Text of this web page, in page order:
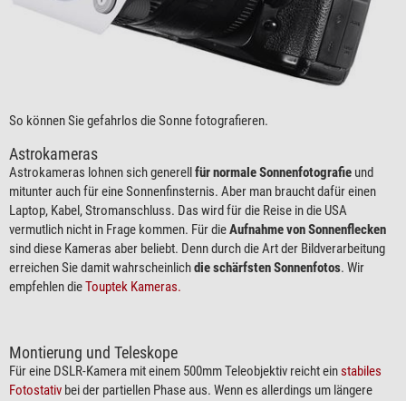
So können Sie gefahrlos die Sonne fotografieren.
Astrokameras
Astrokameras lohnen sich generellfür normale Sonnenfotografie und
mitunter auch für eine Sonnenfinsternis. Aber man braucht dafür einen
Laptop, Kabel, Stromanschluss. Das wird für die Reise in die USA
vermutlich nicht in Frage kommen. Für dieAufnahme von Sonnenflecken
sind diese Kameras aber beliebt. Denn durch die Art der Bildverarbeitung
erreichen Sie damit wahrscheinlichdie schärfsten Sonnenfotos. Wir
empfehlen dieTouptek Kameras.
Montierung und Teleskope
Für eine DSLR-Kamera mit einem 500mm Teleobjektiv reicht einstabiles
Fotostativ bei der partiellen Phase aus. Wenn es allerdings um längere